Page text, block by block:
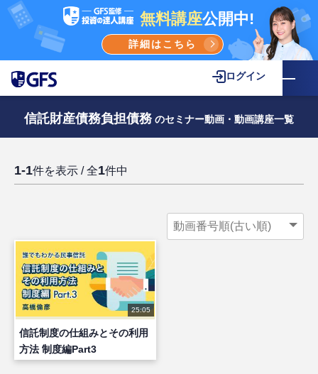
無料講座公開中!
詳細はこちら
ログイン
信託財産債務負担債務 のセミナー動画・動画講座一覧
1-1件を表示 / 全1件中
25:05
信託制度の仕組みとその利用
方法 制度編Part3